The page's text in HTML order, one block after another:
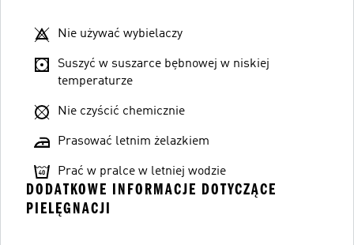
Nie używać wybielaczy
Suszyć w suszarce bębnowej w niskiej
temperaturze
Nie czyścić chemicznie
Prasować letnim żelazkiem
Prać w pralce w letniej wodzie
DODATKOWE INFORMACJE DOTYCZĄCE
PIELĘGNACJI